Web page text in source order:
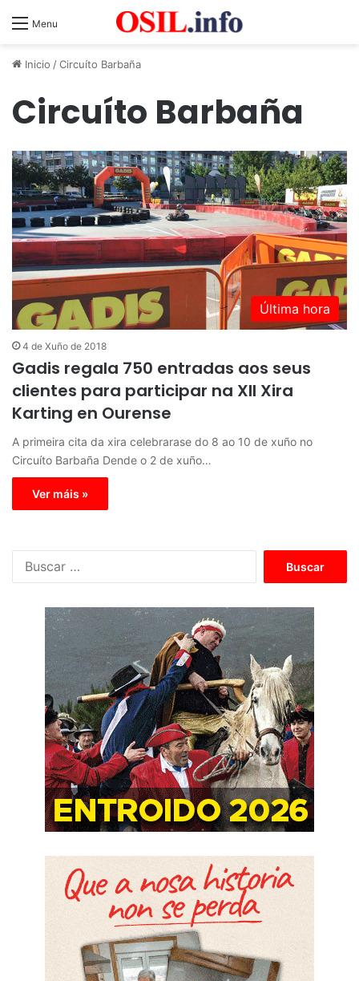
Menu
Inicio /Circuíto Barbaña
Circuíto Barbaña
Última hora
4 de Xuño de 2018
Gadis regala 750 entradas aos seus
clientes para participar na XII Xira
Karting en Ourense
A primeira cita da xira celebrarase do 8 ao 10 de xuño no
Circuíto Barbaña Dende o 2 de xuño…
Ver máis »
c
a
: